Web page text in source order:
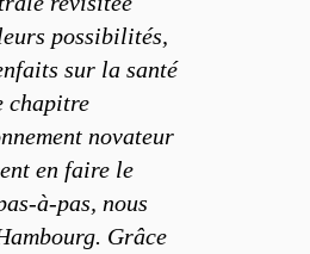
possibilités,
sur la santé
chapitre
novateur
en faire le
à-pas, nous
Grâce